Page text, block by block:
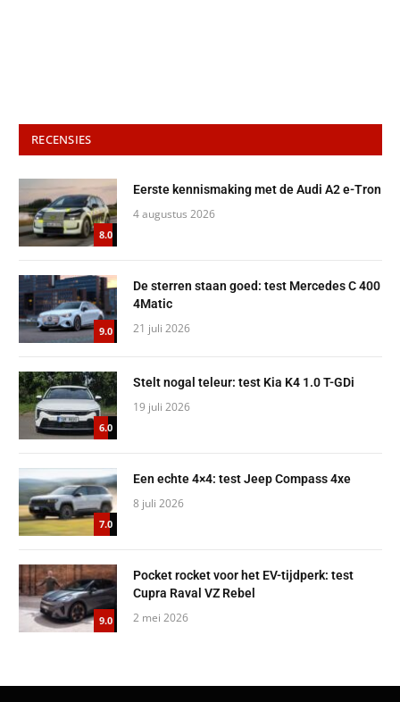
RECENSIES
8.0
Eerste kennismaking met de Audi A2 e-Tron
4 augustus 2026
9.0
De sterren staan goed: test Mercedes C 400
4Matic
21 juli 2026
6.0
Stelt nogal teleur: test Kia K4 1.0 T-GDi
19 juli 2026
7.0
Een echte 4×4: test Jeep Compass 4xe
8 juli 2026
9.0
Pocket rocket voor het EV-tijdperk: test
Cupra Raval VZ Rebel
2 mei 2026